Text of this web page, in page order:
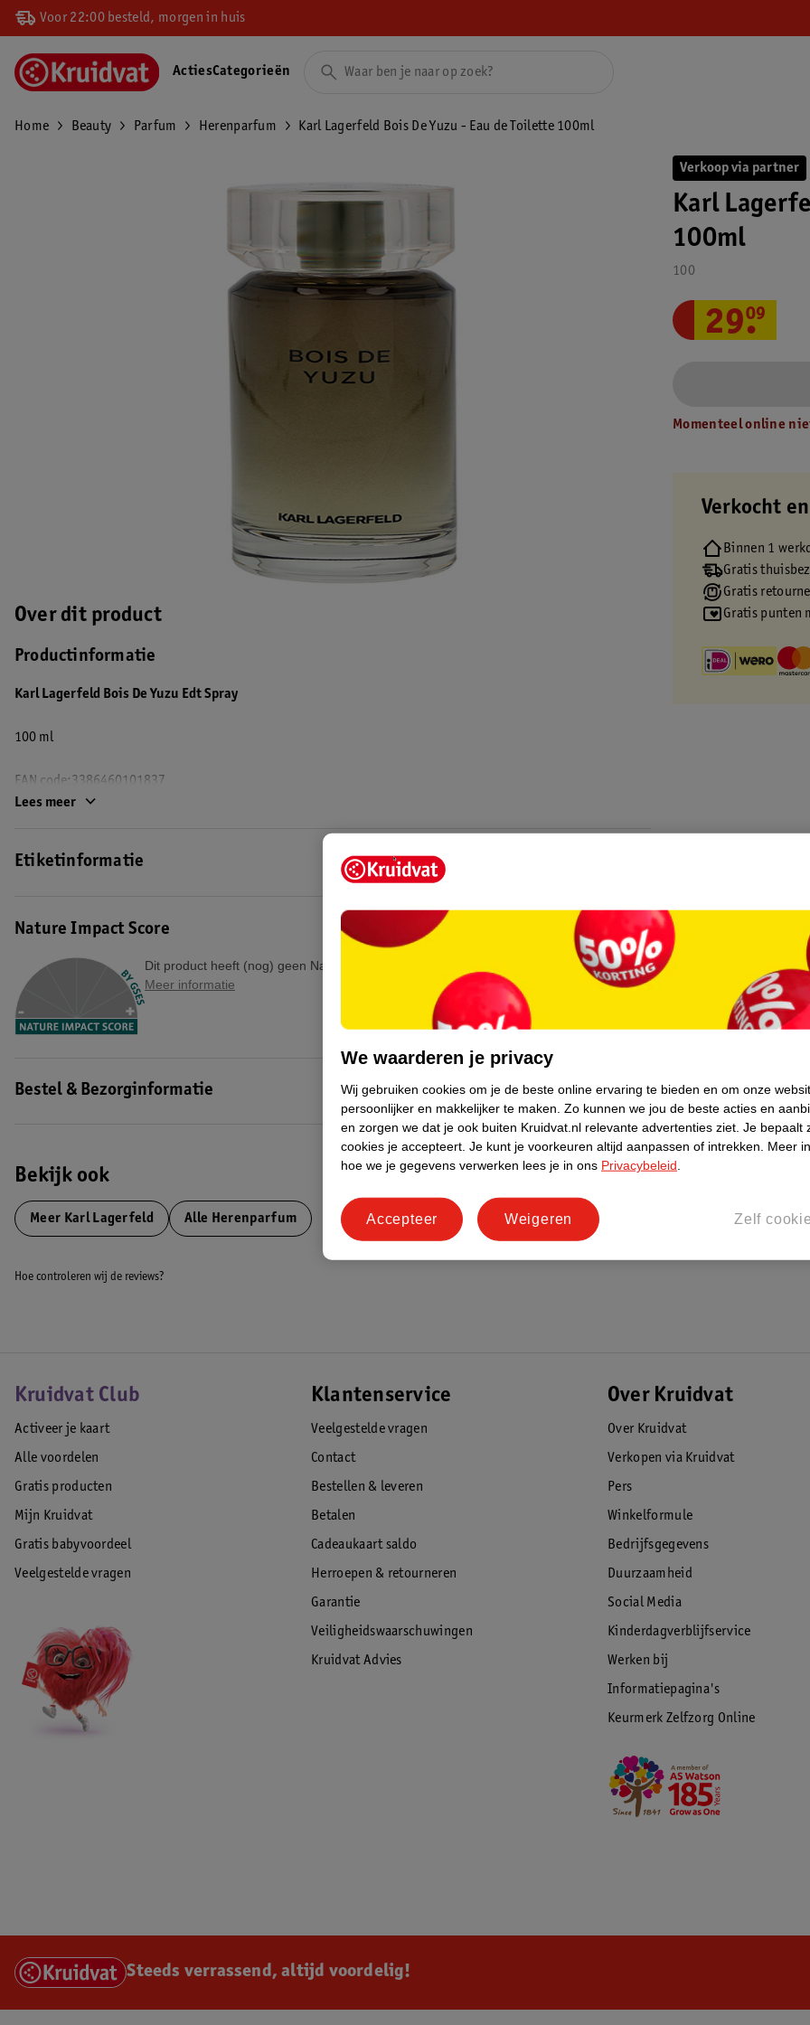
Voor 22:00 besteld, morgen in huis
ActiesCategorieën
Home Beauty Parfum Herenparfum Karl Lagerfeld Bois De Yuzu - Eau de Toilette 100ml
Over dit product
Productinformatie
Karl Lagerfeld Bois De Yuzu Edt Spray
100 ml
EAN code:3386460101837
Lees meer
Etiketinformatie
Nature Impact Score
Dit product heeft (nog) geen Nature Impact Score.
Meer informatie
Bestel & Bezorginformatie
Bekijk ook
Meer Karl Lagerfeld Alle Herenparfum
Verkoop via partner
Karl
100ml
100
29.
09
Momenteel online
Verkocht
Binnen 1
Gratis
Gratis
Gratis punten
Hoe controleren wij de reviews?
Kruidvat Club
Activeer je kaart
Alle voordelen
Gratis producten
Mijn Kruidvat
Gratis babyvoordeel
Veelgestelde vragen
Klantenservice
Veelgestelde vragen
Contact
Bestellen & leveren
Betalen
Cadeaukaart saldo
Herroepen & retourneren
Garantie
Veiligheidswaarschuwingen
Kruidvat Advies
Over Kruidvat
Over Kruidvat
Verkopen via Kruidvat
Pers
Winkelformule
Bedrijfsgegevens
Duurzaamheid
Social Media
Kinderdagverblijfservice
Werken bij
Informatiepagina's
Keurmerk Zelfzorg Online
Steeds verrassend, altijd voordelig!
We waarderen je privacy
Wij gebruiken cookies om je de beste online ervaring te bieden en om onze
persoonlijker en makkelijker te maken. Zo kunnen we jou de beste acties en
en zorgen we dat je ook buiten Kruidvat.nl relevante advertenties ziet. Je bepaalt
cookies je accepteert. Je kunt je voorkeuren altijd aanpassen of intrekken.
Meer
hoe we je gegevens verwerken lees je in ons Privacybeleid
Zelf
Weigeren
Accepteer